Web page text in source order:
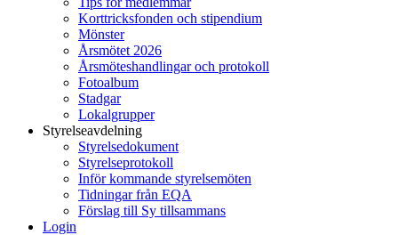
Korttricksfonden och stipendium
Mönster
Årsmötet 2026
Årsmöteshandlingar och protokoll
Fotoalbum
Stadgar
Lokalgrupper
Styrelseavdelning
Styrelsedokument
Styrelseprotokoll
Inför kommande styrelsemöten
Tidningar från EQA
Förslag till Sy tillsammans
Login